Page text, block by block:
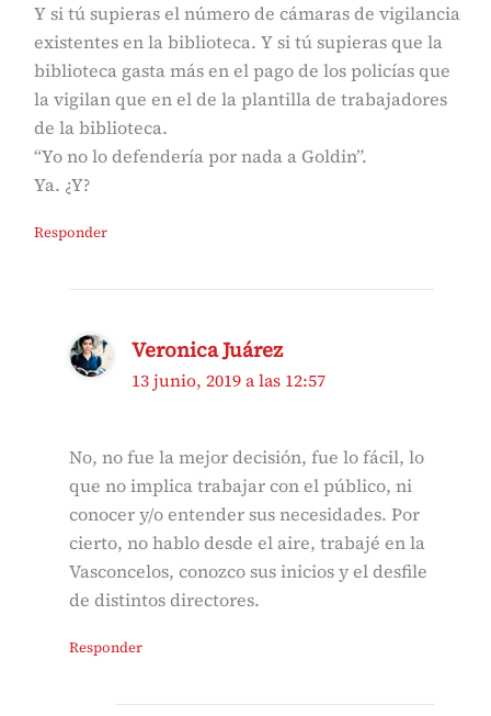
Y si tú supieras el número de cámaras de vigilancia
existentes en la biblioteca. Y si tú supieras que la
biblioteca gasta más en el pago de los policías que
la vigilan que en el de la plantilla de trabajadores
de la biblioteca.
“Yo no lo defendería por nada a Goldin”.
Ya. ¿Y?
Responder
Veronica Juárez
13 junio, 2019 a las 12:57
No, no fue la mejor decisión, fue lo fácil, lo
que no implica trabajar con el público, ni
conocer y/o entender sus necesidades. Por
cierto, no hablo desde el aire, trabajé en la
Vasconcelos, conozco sus inicios y el desfile
de distintos directores.
Responder